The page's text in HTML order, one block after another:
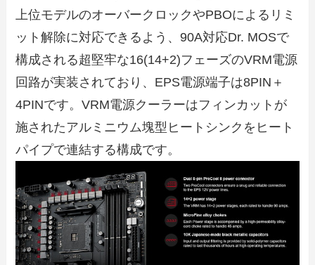
上位モデルのオーバークロックやPBOによるリミ
ット解除に対応できるよう、90A対応Dr. MOSで
構成される超堅牢な16(14+2)フェーズのVRM電源
回路が実装されており、EPS電源端子は8PIN＋
4PINです。VRM電源クーラーはフィンカットが
施されたアルミニウム塊型ヒートシンクをヒート
パイプで連結する構成です。